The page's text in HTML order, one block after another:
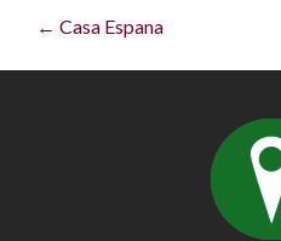
Artikel-
Navigation
← Casa Espana